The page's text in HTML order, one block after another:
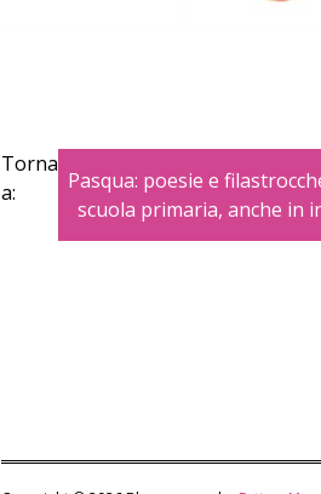
Torna
a:
Pasqua: poesie e
scuola primaria, anche in